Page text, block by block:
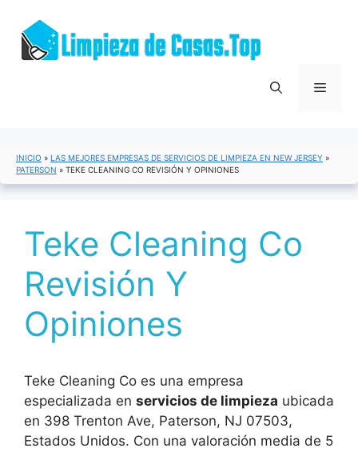
contenido
Menú
INICIO » LAS MEJORES EMPRESAS DE SERVICIOS DE LIMPIEZA EN NEW JERSEY »
PATERSON » TEKE CLEANING CO REVISIÓN Y OPINIONES
Teke Cleaning Co
Revisión Y
Opiniones
Teke Cleaning Co es una empresa
especializada en servicios de limpieza ubicada
en 398 Trenton Ave, Paterson, NJ 07503,
Estados Unidos. Con una valoración media de 5